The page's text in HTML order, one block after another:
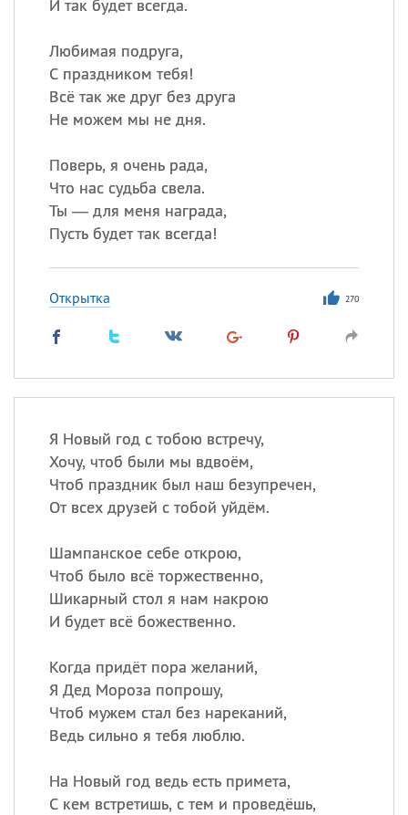
И так будет всегда.
Любимая подруга,
С праздником тебя!
Всё так же друг без друга
Не можем мы не дня.
Поверь, я очень рада,
Что нас судьба свела.
Ты — для меня награда,
Пусть будет так всегда!
Открытка 270
Я Новый год с тобою встречу,
Хочу, чтоб были мы вдвоём,
Чтоб праздник был наш безупречен,
От всех друзей с тобой уйдём.
Шампанское себе открою,
Чтоб было всё торжественно,
Шикарный стол я нам накрою
И будет всё божественно.
Когда придёт пора желаний,
Я Дед Мороза попрошу,
Чтоб мужем стал без нареканий,
Ведь сильно я тебя люблю.
На Новый год ведь есть примета,
С кем встретишь, с тем и проведёшь,